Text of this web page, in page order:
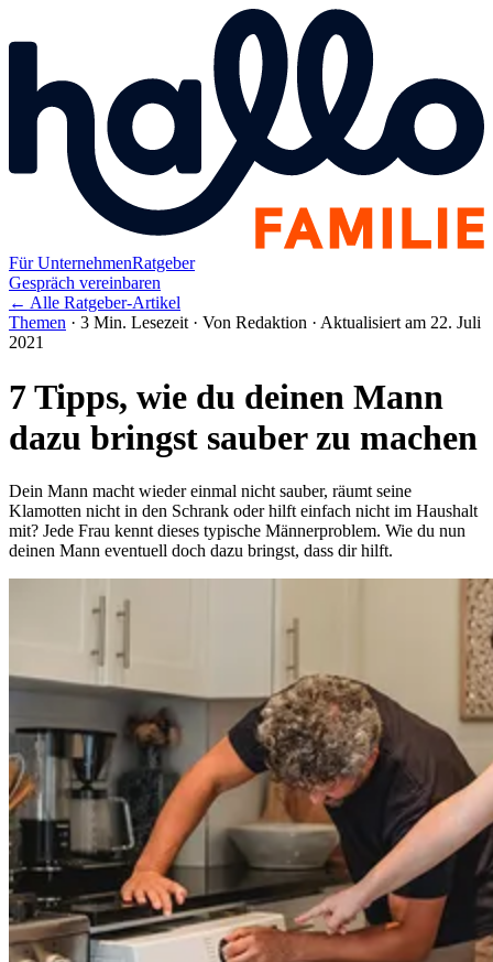
Für UnternehmenRatgeber
Gespräch vereinbaren
← Alle Ratgeber-Artikel
Themen · 3 Min. Lesezeit · Von Redaktion · Aktualisiert am 22. Juli
2021
7 Tipps, wie du deinen Mann
dazu bringst sauber zu machen
Dein Mann macht wieder einmal nicht sauber, räumt seine
Klamotten nicht in den Schrank oder hilft einfach nicht im Haushalt
mit? Jede Frau kennt dieses typische Männerproblem. Wie du nun
deinen Mann eventuell doch dazu bringst, dass dir hilft.